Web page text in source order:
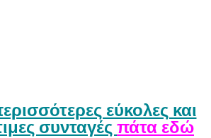
εύκολες και
συνταγές πάτα εδώ